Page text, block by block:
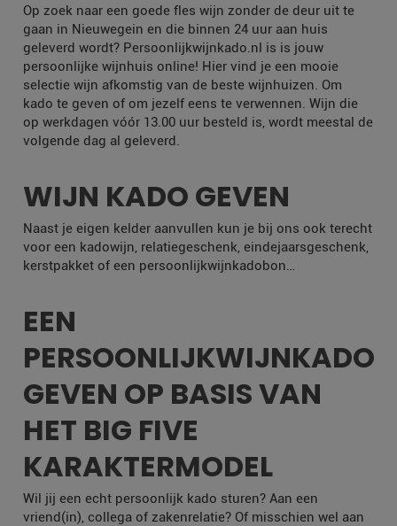
Op zoek naar een goede fles wijn zonder de deur uit te
gaan in Nieuwegein en die binnen 24 uur aan huis
geleverd wordt? Persoonlijkwijnkado.nl is is jouw
persoonlijke wijnhuis online! Hier vind je een mooie
selectie wijn afkomstig van de beste wijnhuizen. Om
kado te geven of om jezelf eens te verwennen. Wijn die
op werkdagen vóór 13.00 uur besteld is, wordt meestal de
volgende dag al geleverd.
WIJN KADO GEVEN
Naast je eigen kelder aanvullen kun je bij ons ook terecht
voor een kadowijn, relatiegeschenk, eindejaarsgeschenk,
kerstpakket of een persoonlijkwijnkadobon…
EEN
PERSOONLIJKWIJNKADO
GEVEN OP BASIS VAN
HET BIG FIVE
KARAKTERMODEL
Wil jij een echt persoonlijk kado sturen? Aan een
vriend(in), collega of zakenrelatie? Of misschien wel aan